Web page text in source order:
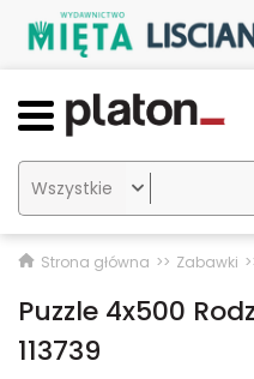

Strona główna Zabawki
Puzzle 4x500
113739